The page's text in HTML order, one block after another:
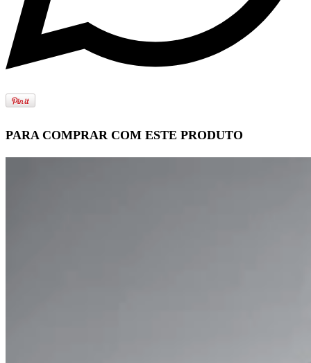
PARA COMPRAR COM ESTE PRODUTO